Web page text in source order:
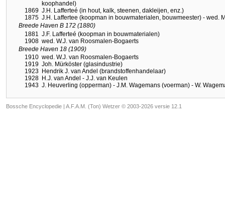
koophandel)
1869 J.H. Lafferteé (in hout, kalk, steenen, dakleijen, enz.)
1875 J.H. Laffertee (koopman in bouwmaterialen, bouwmeester) - wed.
Breede Haven B 172 (1880)
1881
J.F. Lafferteé (koopman in bouwmaterialen)
1908 wed. W.J. van Roosmalen-Bogaerts
Breede Haven 18 (1909)
1910 wed. W.J. van Roosmalen-Bogaerts
1919 Joh. Mürköster (glasindustrie)
1923 Hendrik J. van Andel (brandstoffenhandelaar)
1928 H.J. van Andel - J.J. van Keulen
1943 J. Heuverling (opperman) - J.M. Wagemans (voerman) - W.
Bossche Encyclopedie | A.F.A.M. (Ton) Wetzer © 2003-2026 versie 12.1